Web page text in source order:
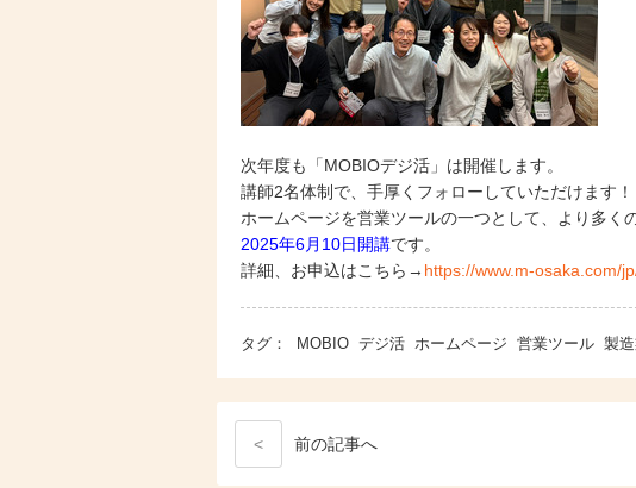
次年度も「MOBIOデジ活」は開催します。
講師2名体制で、手厚くフォローしていただけます！
ホームページを営業ツールの一つとして、より多く
2025年6月10日開講です。
詳細、お申込はこちら→ https://www.m-osaka.com/
タグ： MOBIO デジ活 ホームページ 営業ツール 製
< 前の記事へ